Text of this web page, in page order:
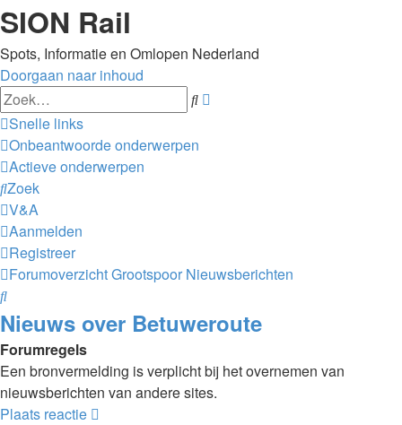
SION Rail
Spots, Informatie en Omlopen Nederland
Doorgaan naar inhoud
Zoek
Snelle links
Onbeantwoorde onderwerpen
Actieve onderwerpen
Zoek
V&A
Aanmelden
Registreer
ForumoverzichtGrootspoor Nieuwsberichten
Zoek
Nieuws over Betuweroute
Forumregels
Een bronvermelding is verplicht bij het overnemen van
nieuwsberichten van andere sites.
Plaats reactie